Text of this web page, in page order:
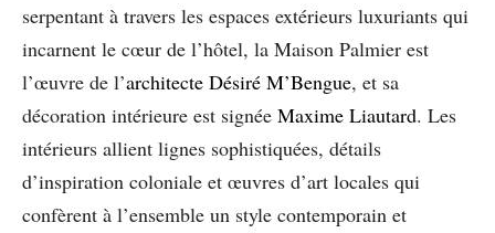
serpentant à travers les espaces extérieurs luxuriants qui
incarnent le cœur de l’hôtel, la Maison Palmier est
l’œuvre de l’architecte Désiré M’Bengue, et sa
décoration intérieure est signée Maxime Liautard. Les
intérieurs allient lignes sophistiquées, détails
d’inspiration coloniale et œuvres d’art locales qui
confèrent à l’ensemble un style contemporain et